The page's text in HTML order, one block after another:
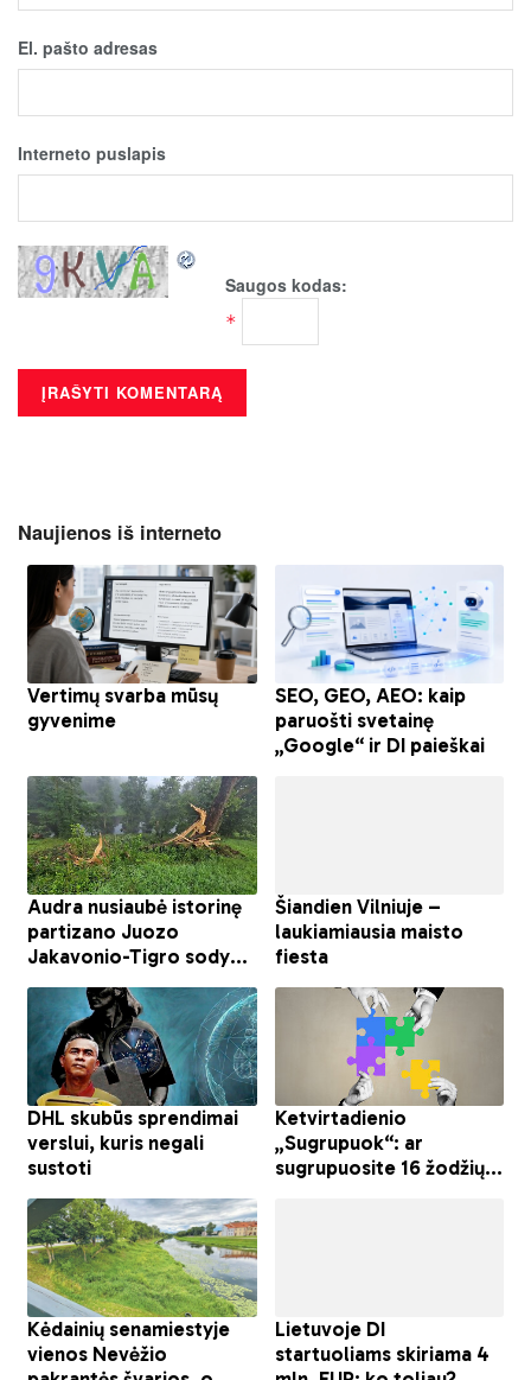
El. pašto adresas
Interneto puslapis
Saugos kodas:
*
Naujienos iš interneto